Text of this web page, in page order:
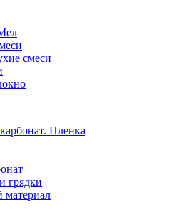
смеси
Пленка
грядки
материал